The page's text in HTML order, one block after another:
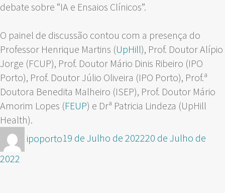
debate sobre “IA e Ensaios Clínicos”.
O painel de discussão contou com a presença do
Professor Henrique Martins (UpHill), Prof. Doutor Alípio
Jorge (FCUP), Prof. Doutor Mário Dinis Ribeiro (IPO
Porto), Prof. Doutor Júlio Oliveira (IPO Porto), Prof.ª
Doutora Benedita Malheiro (ISEP), Prof. Doutor Mário
Amorim Lopes (FEUP) e Drª Patricia Lindeza (UpHill
Health).
Autor
ipoportoPublicado
19 de Julho de 202220 de Julho de
2022